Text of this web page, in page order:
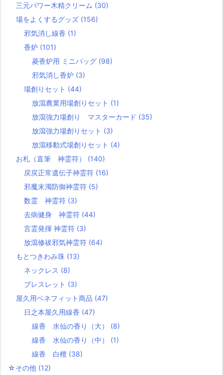
三元パワー木精クリーム (30)
場をよくするグッズ (156)
邪気消し線香 (1)
香炉 (101)
菱香炉用 ミニバッグ (98)
邪気消し香炉 (3)
場創りセット (44)
放瀉農業用場創りセット (1)
放瀉強力場創り マスターカード (35)
放瀉強力場創りセット (3)
放瀉移動式場創りセット (4)
お札（直筆 神霊符） (140)
戻戻正常遺伝子神霊符 (16)
邪魔末濁防御神霊符 (5)
数霊 神霊符 (3)
去病健身 神霊符 (44)
言霊発揮 神霊符 (3)
放瀉修祓邪気神霊符 (64)
もとつきわみ珠 (13)
ネックレス (8)
ブレスレット (3)
屋久用ベネフィット商品 (47)
日之本屋久用線香 (47)
線香 水仙の香り（大） (8)
線香 水仙の香り（中） (1)
線香 白檀 (38)
☆その他 (12)